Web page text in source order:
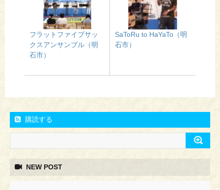
フラットファイブサッ
クスアンサンブル（明
石市）
SaToRu to HaYaTo（明
石市）
購読する
NEW POST